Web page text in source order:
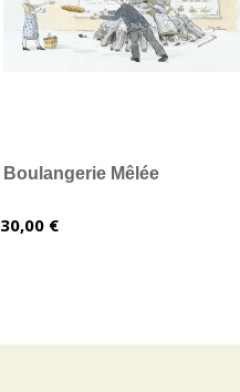
Boulangerie Mêlée
Prix
30,00 €